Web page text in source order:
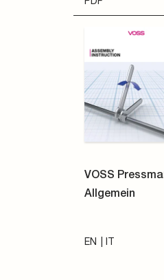
VOSS
Allgemein
EN IT